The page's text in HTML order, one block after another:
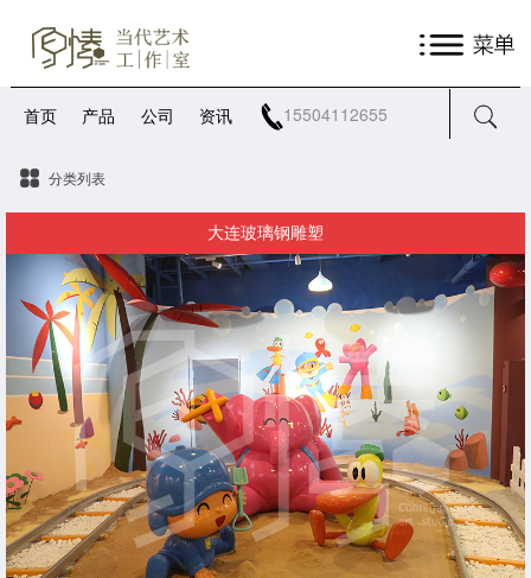
首页 产品 公司 资讯 15504112655
分类列表
大连玻璃钢雕塑